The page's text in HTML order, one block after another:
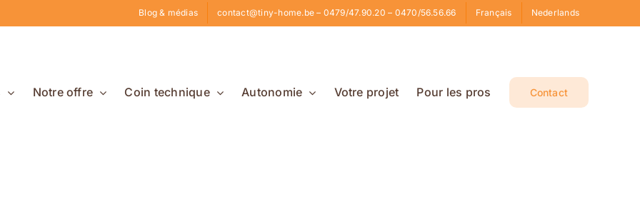
Blog & médias contact@tiny-home.be – 0479/47.90.20 – 0470/56.56.66 Français Nederlands
Notre offre Coin technique Autonomie Votre projet Pour les pros Contact